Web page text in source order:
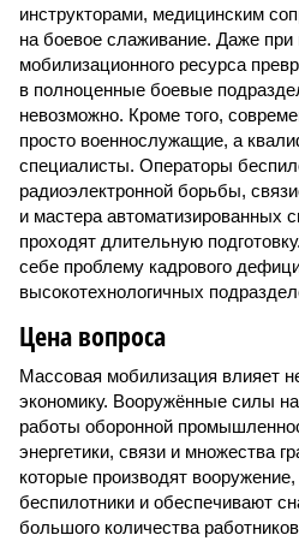
инструкторами, медицинским
на боевое слаживание. Даже
мобилизационного ресурса
в полноценные боевые
невозможно. Кроме того,
просто военнослужащие, а
специалисты. Операторы
радиоэлектронной борьбы,
и мастера автоматизированных
проходят длительную
себе проблему кадрового
высокотехнологичных
Цена вопроса
Массовая мобилизация влияет
экономику. Вооружённые силы
работы оборонной
энергетики, связи и множества
которые производят
беспилотники и обеспечивают
большого количества